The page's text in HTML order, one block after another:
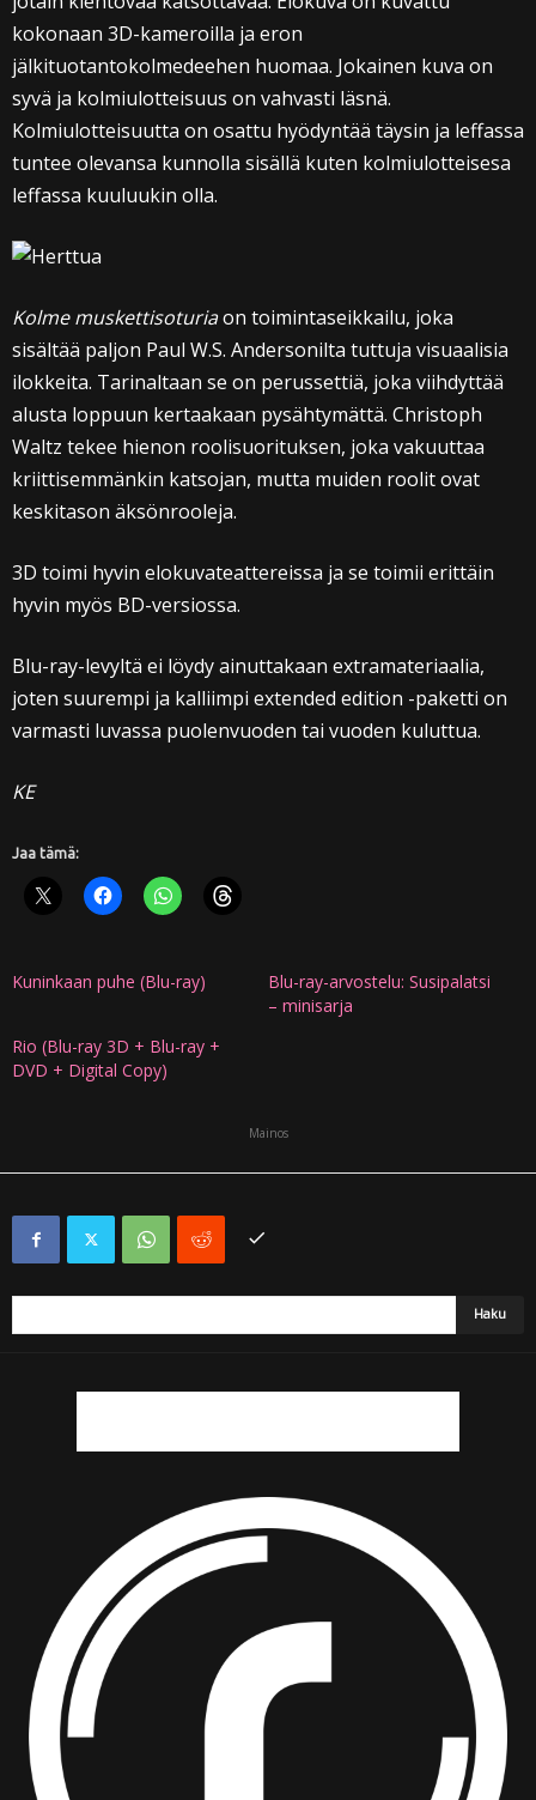
kokonaan 3D-kameroilla ja eron
jälkituotantokolmedeehen huomaa. Jokainen kuva on
syvä ja kolmiulotteisuus on vahvasti läsnä.
Kolmiulotteisuutta on osattu hyödyntää täysin ja leffassa
tuntee olevansa kunnolla sisällä kuten kolmiulotteisesa
leffassa kuuluukin olla.
Kolme muskettisoturiaon toimintaseikkailu, joka
sisältää paljon Paul W.S. Andersonilta tuttuja visuaalisia
ilokkeita. Tarinaltaan se on perussettiä, joka viihdyttää
alusta loppuun kertaakaan pysähtymättä. Christoph
Waltz tekee hienon roolisuorituksen, joka vakuuttaa
kriittisemmänkin katsojan, mutta muiden roolit ovat
keskitason äksönrooleja.
3D toimi hyvin elokuvateattereissa ja se toimii erittäin
hyvin myös BD-versiossa.
Blu-ray-levyltä ei löydy ainuttakaan extramateriaalia,
joten suurempi ja kalliimpi extended edition -paketti on
varmasti luvassa puolenvuoden tai vuoden kuluttua.
KE
Jaa tämä:
Kuninkaan puhe (Blu-ray)
Blu-ray-arvostelu: Susipalatsi
– minisarja
Rio (Blu-ray 3D + Blu-ray +
DVD + Digital Copy)
Mainos